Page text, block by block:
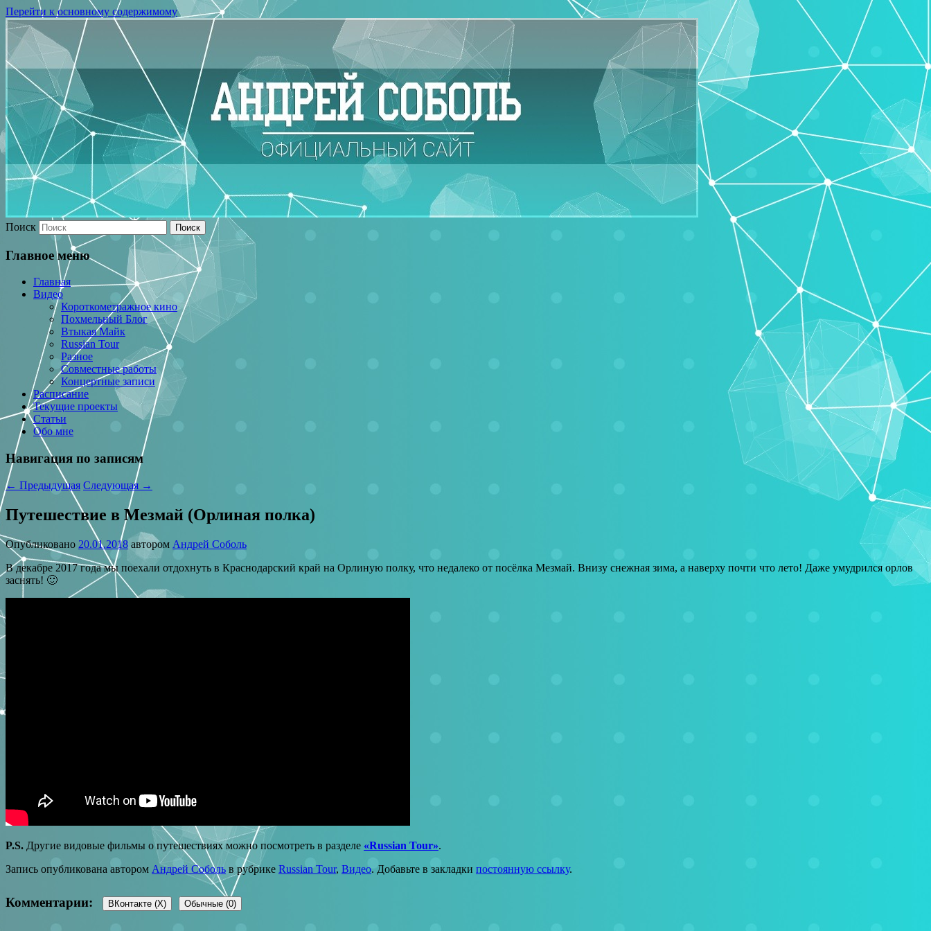
Перейти к основному содержимому
Поиск
Главное меню
Главная
Видео
Короткометражное кино
Похмельный Блог
Втыкая Майк
Russian Tour
Разное
Совместные работы
Концертные записи
Расписание
Текущие проекты
Статьи
Обо мне
Навигация по записям
← Предыдущая Следующая →
Путешествие в Мезмай (Орлиная полка)
Опубликовано 20.01.2018 автором Андрей Соболь
В декабре 2017 года мы поехали отдохнуть в Краснодарский край на Орлиную полку, что недалеко от посёлка Мезмай. Внизу снежная зима, а наверху почти что лето! Даже умудрился орлов
заснять! 🙂
P.S. Другие видовые фильмы о путешествиях можно посмотреть в разделе «Russian Tour».
Запись опубликована автором Андрей Соболь в рубрике Russian Tour, Видео. Добавьте в закладки постоянную ссылку.
Комментарии: ВКонтакте (X) Обычные (0)